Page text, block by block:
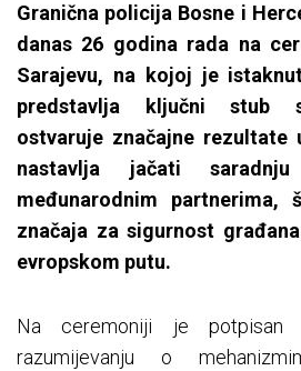
Granična policija Bosne i
danas 26 godina rada na
Sarajevu, na kojoj je
predstavlja ključni stub
ostvaruje značajne
nastavlja jačati
međunarodnim
značaja za sigurnost
evropskom putu.
Na ceremoniji je potpisan
razumijevanju o